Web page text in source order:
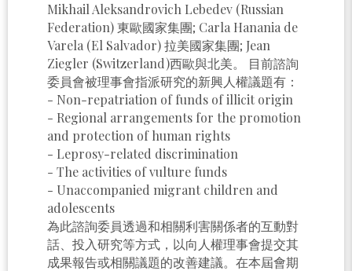
Mikhail Aleksandrovich Lebedev (Russian
Federation) 東歐國家集團; Carla Hanania de
Varela (El Salvador) 拉美國家集團; Jean
Ziegler (Switzerland)西歐與北美。 目前諮詢
委員會被理事會指派研究的新興人權議題有：
- Non-repatriation of funds of illicit origin
- Regional arrangements for the promotion
and protection of human rights
- Leprosy-related discrimination
- The activities of vulture funds
- Unaccompanied migrant children and
adolescents
為此諮詢委員透過和相關利害關係者的互動對
話、投入研究等方式，以向人權理事會提交其
成果報告或相關議題的改善建議。在本屆會期